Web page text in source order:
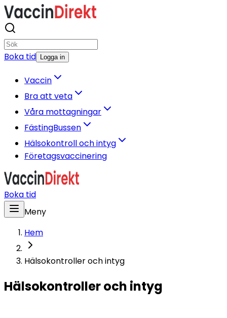
Boka tid Logga in
Vaccin
Bra att veta
Våra mottagningar
FästingBussen
Hälsokontroll och intyg
Företagsvaccinering
Boka tid
Meny
Hem
Hälsokontroller och intyg
Hälsokontroller och intyg